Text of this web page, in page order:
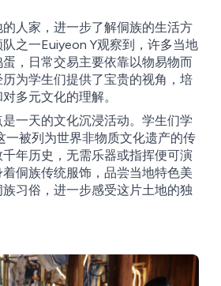
人家，进一步了解侗族的生活方
之一Euiyeon Y观察到，许多当地
，日常交易主要依靠以物易物而
为学生们提供了宝贵的视角，培
多元文化的理解。
一天的文化沉浸活动。学生们学
被列为世界非物质文化遗产的传
年历史，无需乐器或指挥便可演
侗族传统服饰，品尝当地特色美
习俗，进一步感受这片土地的独